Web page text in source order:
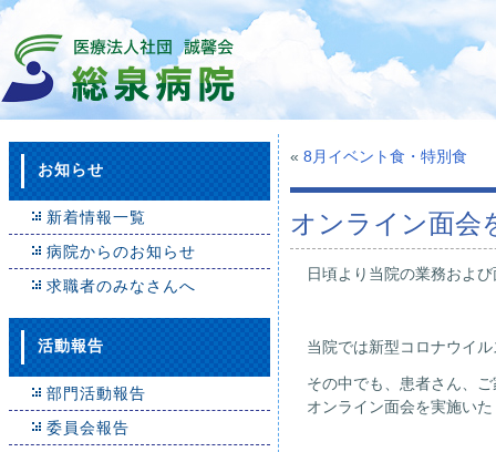
お知らせ
新着情報一覧
病院からのお知らせ
求職者のみなさんへ
活動報告
部門活動報告
委員会報告
« 8月イベント食・特別食
オンライン面会
日頃より当院の業務およ
当院では新型コロナウイ
その中でも、患者さん、
オンライン面会を実施い